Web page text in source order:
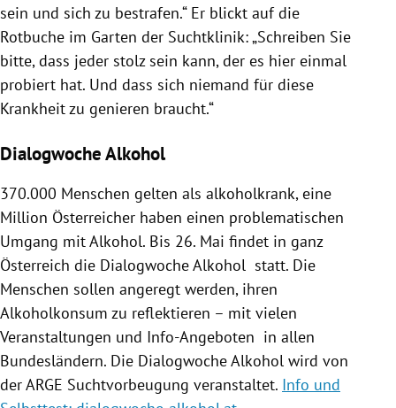
sein und sich zu bestrafen.“ Er blickt auf die
Rotbuche im Garten der Suchtklinik: „Schreiben Sie
bitte, dass jeder stolz sein kann, der es hier einmal
probiert hat. Und dass sich niemand für diese
Krankheit zu genieren braucht.“
Dialogwoche Alkohol
370.000 Menschen gelten als alkoholkrank, eine
Million Österreicher haben einen problematischen
Umgang mitAlkohol. Bis 26. Mai findet in ganz
Österreich die DialogwocheAlkohol statt. Die
Menschen sollen angeregt werden, ihren
Alkoholkonsum zu reflektieren – mit vielen
Veranstaltungen und Info-Angeboten in allen
Bundesländern. Die DialogwocheAlkohol wird von
der ARGE Suchtvorbeugung veranstaltet. Info und